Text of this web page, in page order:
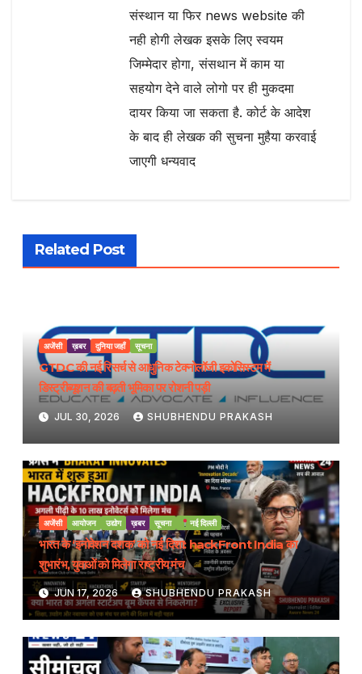
संस्थान या फिर news website की
नही होगी लेखक इसके लिए स्वयम
जिम्मेदार होगा, संसथान में काम या
सहयोग देने वाले लोगो पर ही मुकदमा
दायर किया जा सकता है. कोर्ट के आदेश
के बाद ही लेखक की सुचना मुहैया करवाई
जाएगी धन्यवाद
Related Post
अजेंसी ख़बर दुनिया जहाँ सूचना
GTDC की नई रिसर्च से आधुनिक टेक्नोलॉजी इकोसिस्टम में
डिस्ट्रीब्यूशन की बढ़ती भूमिका पर रोशनी पड़ी
JUL 30, 2026 SHUBHENDU PRAKASH
अजेंसी आयोजन उद्योग ख़बर सूचना नई दिल्ली
भारत के ‘इनोवेशन दशक’ को नई दिशा: hackFront India का
शुभारंभ, युवाओं को मिलेगा राष्ट्रीय मंच
JUN 17, 2026 SHUBHENDU PRAKASH